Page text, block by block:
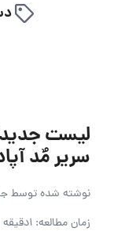
لیست
سریر مٌد آپادانا | ۱۶
نوشته شده توسط
زمان مطالعه: 1دقیقه